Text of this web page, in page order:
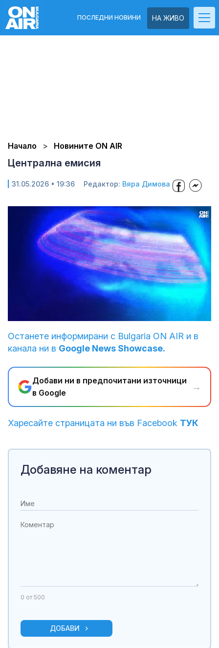
НА ЖИВО
ПОСЛЕДНИ НОВИНИ
Начало Новините ON AIR
Централна емисия
31.05.2026 • 19:36 Редактор: Вяра Димова
Останете информирани с Bulgaria ON AIR и в
канала ни в Google News Showcase.
Добави ни в предпочитани източници
в Google
→
Харесайте страницата ни във Facebook ТУК
Добавяне на коментар
0 от 500
ДОБАВИ